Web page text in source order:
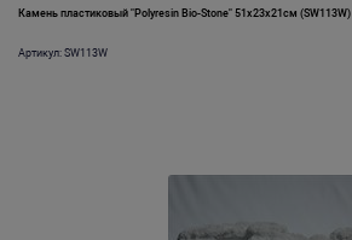
Камень пластиковый "Polyresin Bio-Stone" 51х23х21см (SW113W)
Артикул: SW113W